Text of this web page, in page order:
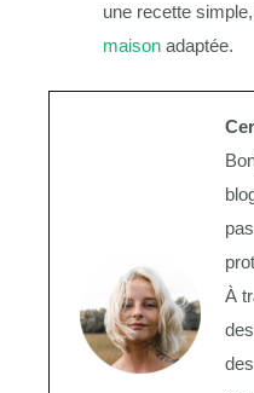
une recette
maison adaptée.
À